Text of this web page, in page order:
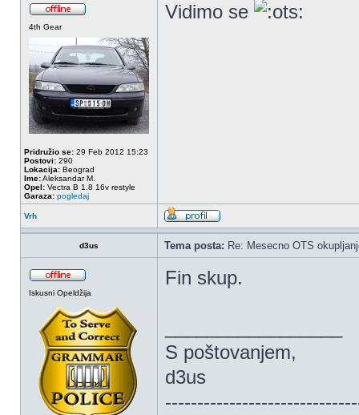
4th Gear
Pridružio se: 29 Feb 2012 15:23
Postovi: 290
Lokacija: Beograd
Ime:Aleksandar M.
Opel: Vectra B 1.8 16v restyle
Garaza: pogledaj
Vidimo se
Vrh
d3us Tema posta: Re: Mesecno OTS
Iskusni Opeldžija
Fin skup.
S poštovanjem,
d3us